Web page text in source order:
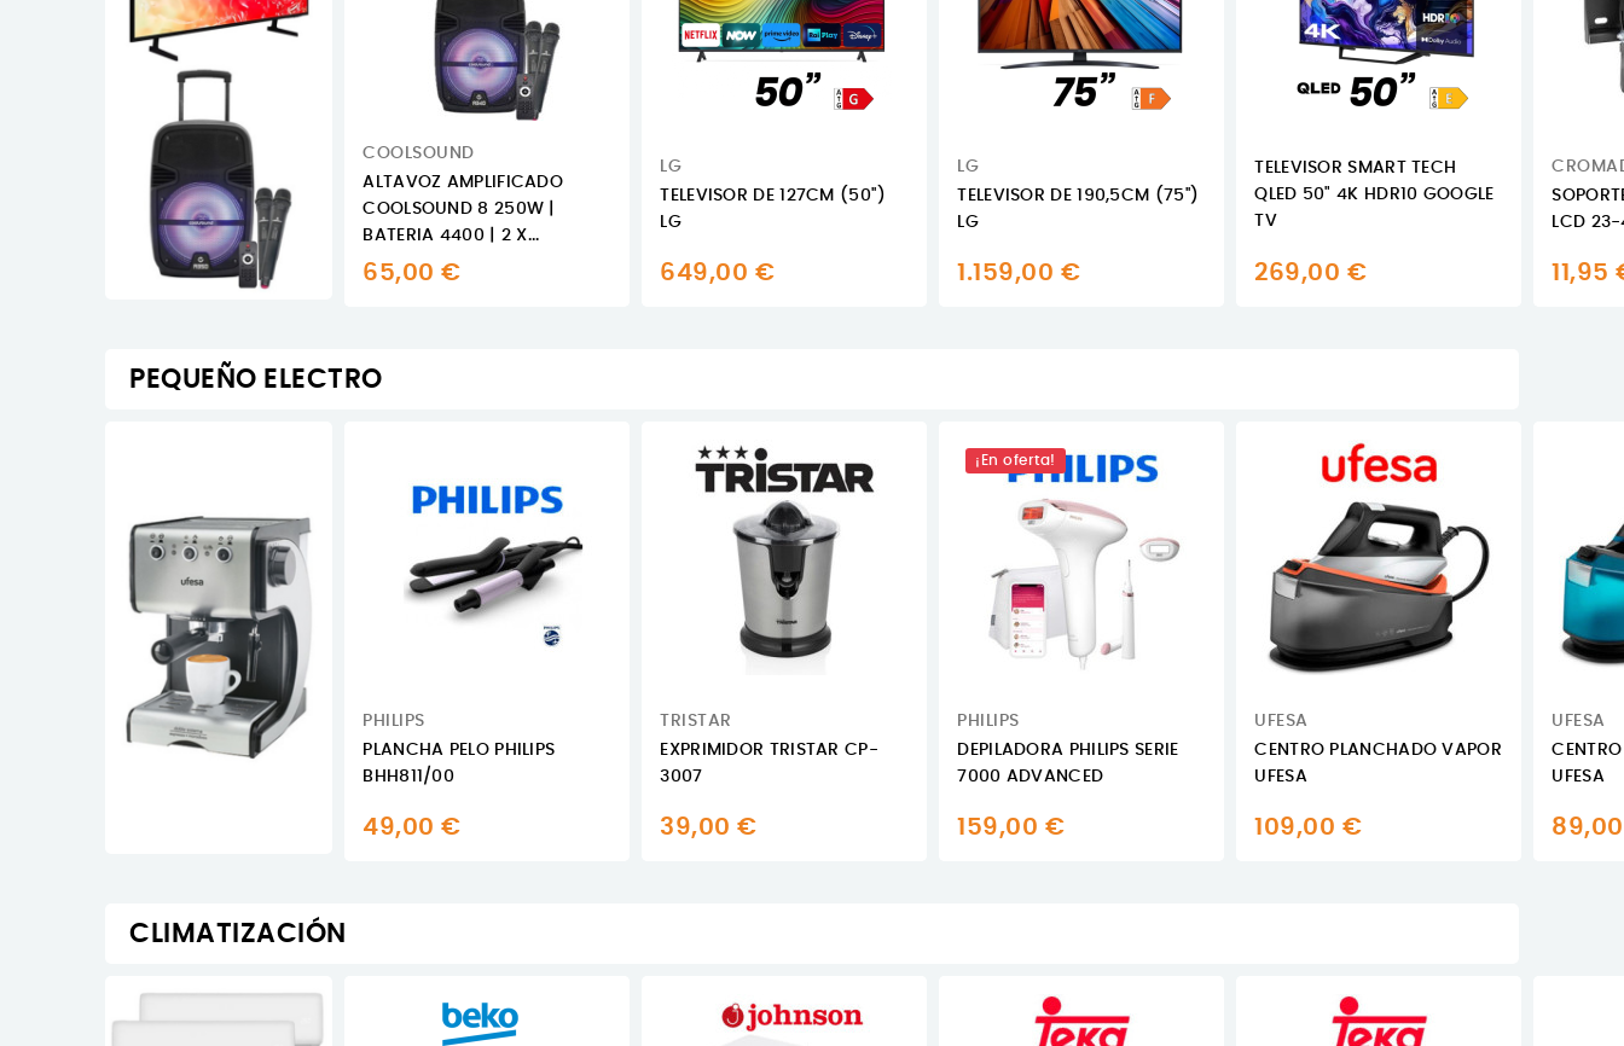
COOLSOUND
ALTAVOZ AMPLIFICADO
COOLSOUND 8 250W |
BATERIA 4400 | 2 X...
65,00 €
LG
TELEVISOR DE 127CM (50'')
LG
649,00 €
LG
TELEVISOR DE 190,5CM (75'')
LG
1.159,00 €
TELEVISOR SMART TECH
QLED 50" 4K HDR10 GOOGLE
TV
269,00 €
LCD
11,95
PEQUEÑO ELECTRO
PHILIPS
PLANCHA PELO PHILIPS
BHH811/00
49,00 €
TRISTAR
EXPRIMIDOR TRISTAR CP-
3007
39,00 €
¡En oferta!
PHILIPS
DEPILADORA PHILIPS SERIE
7000 ADVANCED
159,00 €
UFESA
CENTRO PLANCHADO VAPOR
UFESA
109,00 €
UFESA
UFESA
CLIMATIZACIÓN